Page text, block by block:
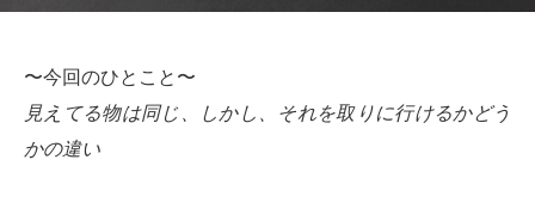
〜今回のひとこと〜
見えてる物は同じ、しかし、それを取りに行けるかどう
かの違い